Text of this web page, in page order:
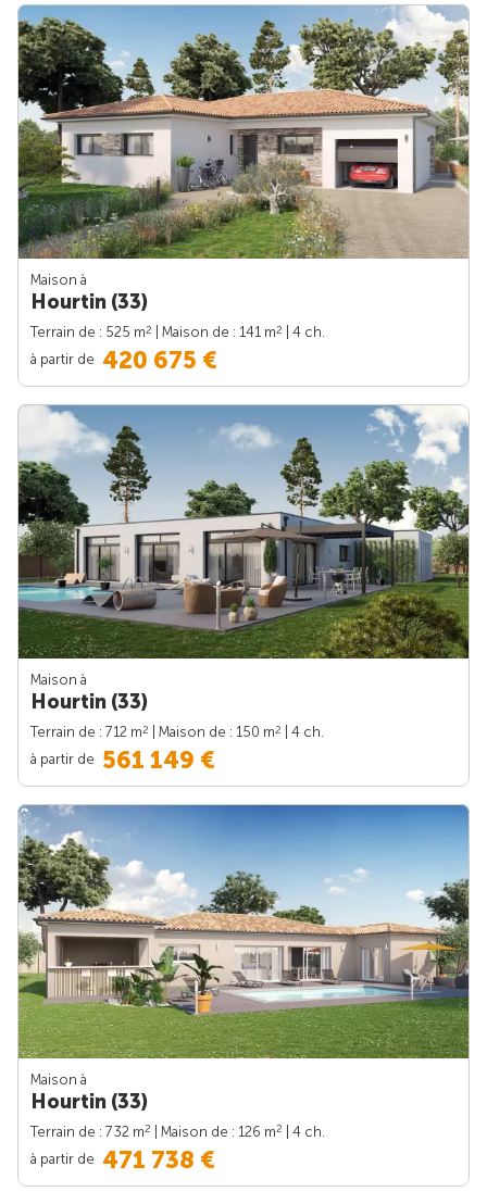
Maison à
Hourtin (33)
Terrain de : 525 m2 | Maison de : 141 m2
| 4 ch.
à partir de 420 675 €
Maison à
Hourtin (33)
Terrain de : 712 m2 | Maison de : 150 m2
| 4 ch.
à partir de 561 149 €
Maison à
Hourtin (33)
Terrain de : 732 m2 | Maison de : 126 m2
| 4 ch.
à partir de 471 738 €